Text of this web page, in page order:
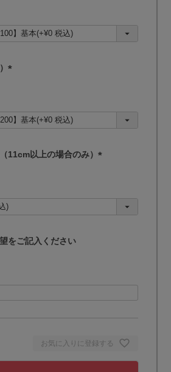
お気に入りに登録する
須
)
須
)
11cm以上の場合のみ）
須
)
をご記入ください